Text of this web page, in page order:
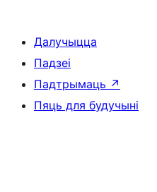
Далучыцца
Падзеі
Падтрымаць ↗
Пяць для будучыні